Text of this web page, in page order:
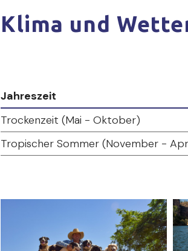
Klima und
Jahreszeit
Trockenzeit (Mai - Oktober)
Tropischer Sommer (November -